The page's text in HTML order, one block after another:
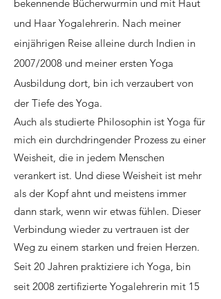
bekennende Bücherwurmin und mit Haut
und Haar Yogalehrerin. Nach meiner
einjährigen Reise alleine durch Indien in
2007/2008 und meiner ersten Yoga
Ausbildung dort, bin ich verzaubert von
der Tiefe des Yoga.
Auch als studierte Philosophin ist Yoga für
mich ein durchdringender Prozess zu einer
Weisheit, die in jedem Menschen
verankert ist. Und diese Weisheit ist mehr
als der Kopf ahnt und meistens immer
dann stark, wenn wir etwas fühlen. Dieser
Verbindung wieder zu vertrauen ist der
Weg zu einem starken und freien Herzen.​
Seit 20 Jahren praktiziere ich Yoga, bin
seit 2008 zertifizierte Yogalehrerin mit 15